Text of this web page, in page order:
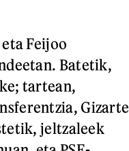
Feijoo
Batetik,
tartean,
Gizarte
jeltzaleek